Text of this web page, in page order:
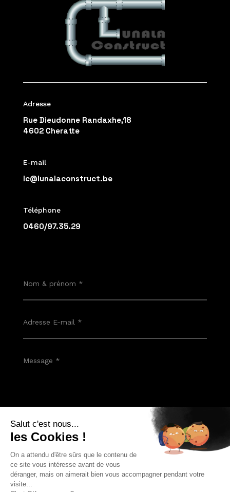
Adresse
Rue Dieudonne Randaxhe,18
4602 Cheratte
E-mail
lc@lunalaconstruct.be
Téléphone
0460/97.35.29
Envoyer